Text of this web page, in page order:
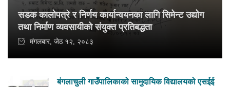
सडक कालोपत्रे र निर्णय कार्यान्वयनका लागि सिमेन्ट उद्योग
तथा निर्माण व्यवसायीको संयुक्त प्रतिबद्धता
मंगलबार, जेठ १२, २०८३
बंगलाचुली गाउँपालिकाको सामुदायिक विद्यालयको एसईई